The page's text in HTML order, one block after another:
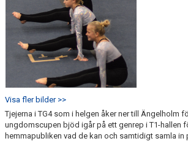
Visa fler bilder >>
Tjejerna i TG4 som i helgen åker ner till Ängelholm
ungdomscupen bjöd igår på ett genrep i T1-hallen
hemmapubliken vad de kan och samtidigt samla in